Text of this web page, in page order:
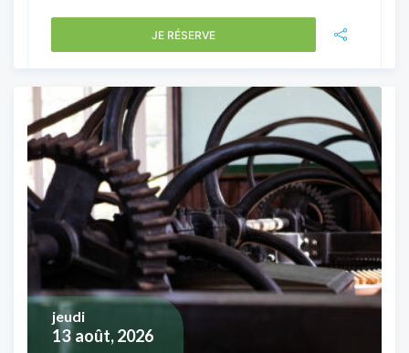
JE RÉSERVE
13 août, 2026
jeudi